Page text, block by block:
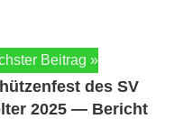
Beitrag
des SV
2025 — Bericht